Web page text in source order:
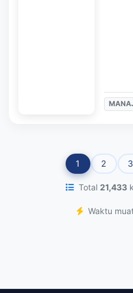
1 2 3
Total 21,433
Waktu